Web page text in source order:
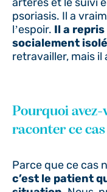
psoriasis. Il a
l’espoir. Il a
socialement isolé
retravailler, mais
Pourquoi
raconter ce
Parce que ce cas
c’est le patient